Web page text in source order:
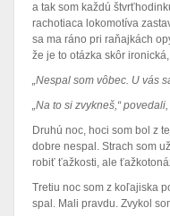
a tak som každú
rachotiaca lokomotíva
sa ma ráno pri raňajkách
že je to otázka skôr
„Nespal som vôbec. U vás
„Na to si zvykneš,“ povedali,
Druhú noc, hoci som bol z
dobre nespal. Strach som
robiť ťažkosti, ale
Tretiu noc som z koľajiska
spal. Mali pravdu. Zvykol